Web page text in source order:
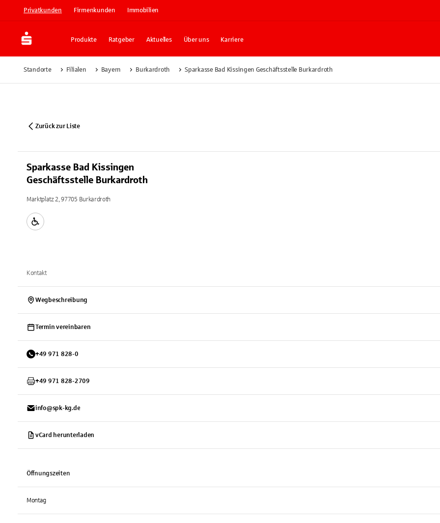
Privatkunden Firmenkunden Immobilien
Produkte Ratgeber Aktuelles Über uns Karriere
Standorte Filialen Bayern Burkardroth Sparkasse Bad Kissingen Geschäftsstelle Burkardroth
Zurück zur Liste
Sparkasse Bad Kissingen
Geschäftsstelle Burkardroth
Marktplatz 2, 97705 Burkardroth
Kontakt
Wegbeschreibung
Termin vereinbaren
+49 971 828-0
+49 971 828-2709
info@spk-kg.de
vCard herunterladen
Öffnungszeiten
Montag